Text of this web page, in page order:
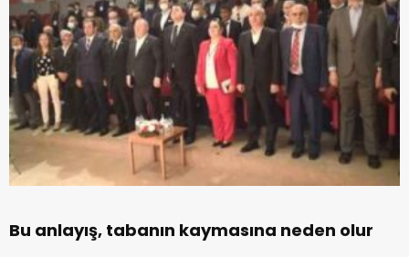
Bu anlayış, tabanın kaymasına neden olur